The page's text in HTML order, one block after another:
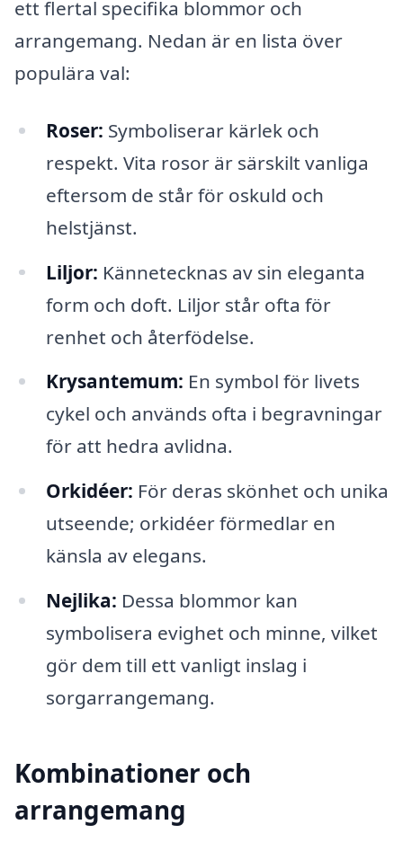
ett flertal specifika blommor och
arrangemang. Nedan är en lista över
populära val:
Roser: Symboliserar kärlek och
respekt. Vita rosor är särskilt vanliga
eftersom de står för oskuld och
helstjänst.
Liljor: Kännetecknas av sin eleganta
form och doft. Liljor står ofta för
renhet och återfödelse.
Krysantemum: En symbol för livets
cykel och används ofta i begravningar
för att hedra avlidna.
Orkidéer: För deras skönhet och unika
utseende; orkidéer förmedlar en
känsla av elegans.
Nejlika: Dessa blommor kan
symbolisera evighet och minne, vilket
gör dem till ett vanligt inslag i
sorgarrangemang.
Kombinationer och
arrangemang